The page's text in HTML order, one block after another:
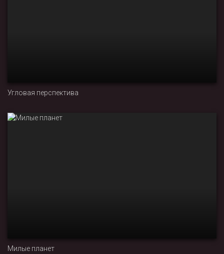
Угловая перспектива
Милые планет